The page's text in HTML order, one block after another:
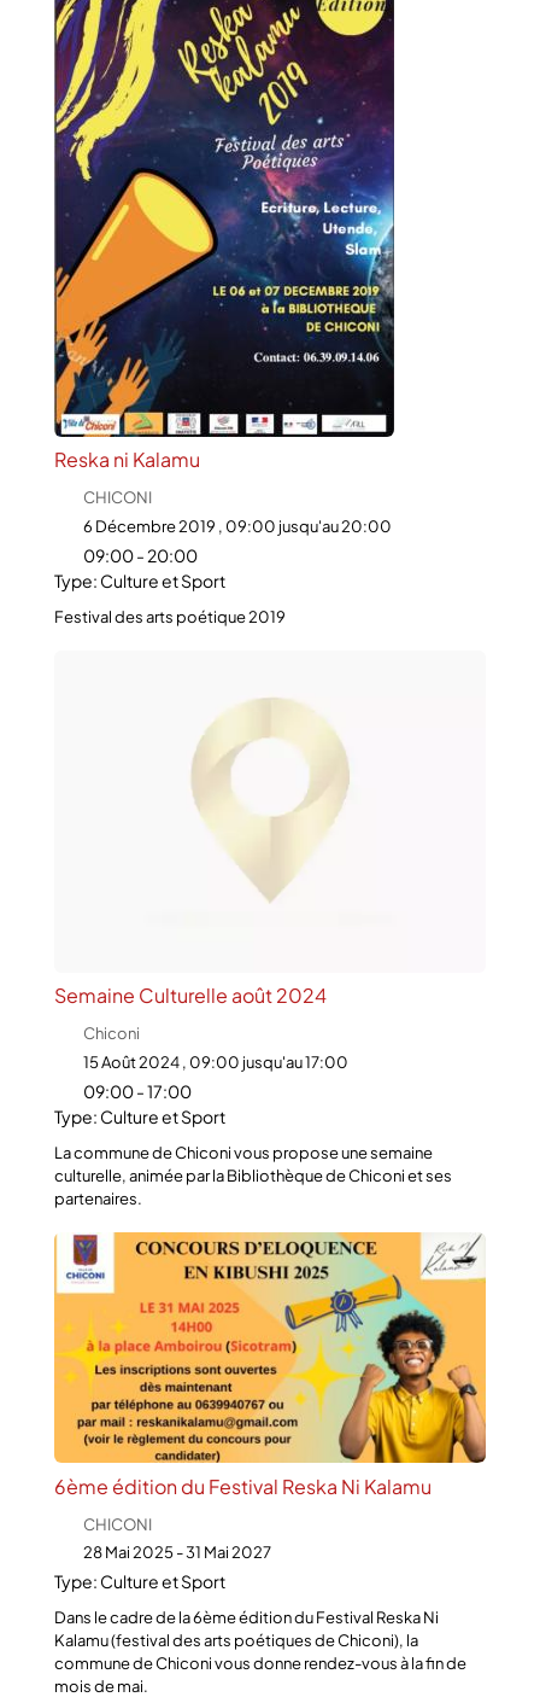
Reska ni Kalamu
CHICONI
6 Décembre 2019 , 09:00 jusqu'au 20:00
09:00 - 20:00
Type: Culture et Sport
Festival des arts poétique 2019
Semaine Culturelle août 2024
Chiconi
15 Août 2024 , 09:00 jusqu'au 17:00
09:00 - 17:00
Type: Culture et Sport
La commune de Chiconi vous propose une semaine
culturelle, animée par la Bibliothèque de Chiconi et ses
partenaires.
6ème édition du Festival Reska Ni Kalamu
CHICONI
28 Mai 2025 - 31 Mai 2027
Type: Culture et Sport
Dans le cadre de la 6ème édition du Festival Reska Ni
Kalamu (festival des arts poétiques de Chiconi), la
commune de Chiconi vous donne rendez-vous à la fin de
mois de mai.